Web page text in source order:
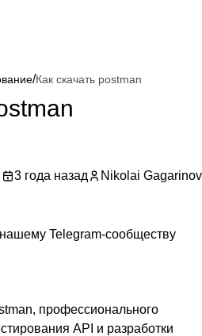
/Как скачать postman
3 года назад Nikolai Gagarinov
Telegram-сообществу
профессионального
API и разработки